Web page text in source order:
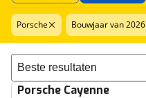
Porsche Bouwjaar van 2026
Sorteer resultaten
Porsche Cayenne